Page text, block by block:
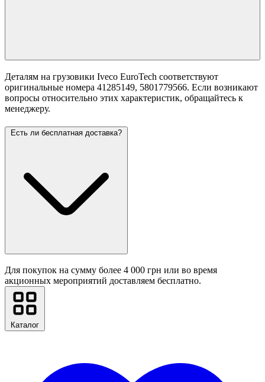
Деталям на грузовики Iveco EuroTech соответствуют
оригинальные номера 41285149, 5801779566. Если возникают
вопросы относительно этих характеристик, обращайтесь к
менеджеру.
Есть ли бесплатная доставка?
Для покупок на сумму более 4 000 грн или во время
акционных мероприятий доставляем бесплатно.
Каталог